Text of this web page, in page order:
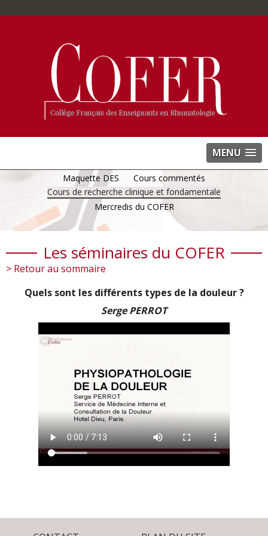
MENU
Maquette DES
Cours commentés
Cours de recherche clinique et fondamentale
Mercredis du COFER
Les séminaires du COFER
> Retour au sommaire
Quels sont les différents types de la douleur ?
Serge PERROT